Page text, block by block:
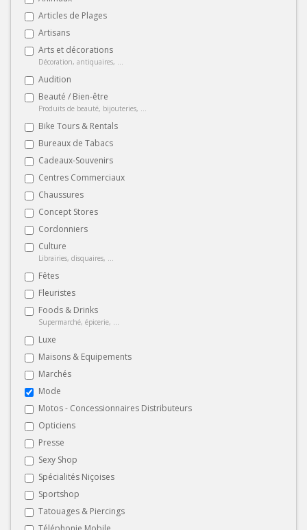
Articles de Plages
Artisans
Arts et décorations
Décoration, antiquaires, ...
Audition
Beauté / Bien-être
Produits de beauté, bijouteries, ...
Bike Tours & Rentals
Bureaux de Tabacs
Cadeaux-Souvenirs
Centres Commerciaux
Chaussures
Concept Stores
Cordonniers
Culture
Librairies, disquaires, ...
Fêtes
Fleuristes
Foods & Drinks
Supermarché, épicerie, ...
Luxe
Maisons & Equipements
Marchés
Mode
Motos - Concessionnaires Distributeurs
Opticiens
Presse
Sexy Shop
Spécialités Niçoises
Sportshop
Tatouages & Piercings